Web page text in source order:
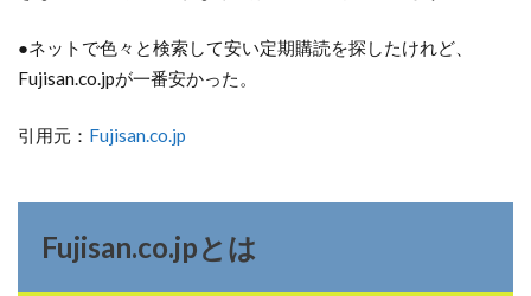
●ネットで色々と検索して安い定期購読を探したけれど、
Fujisan.co.jpが一番安かった。
引用元： Fujisan.co.jp
Fujisan.co.jpとは